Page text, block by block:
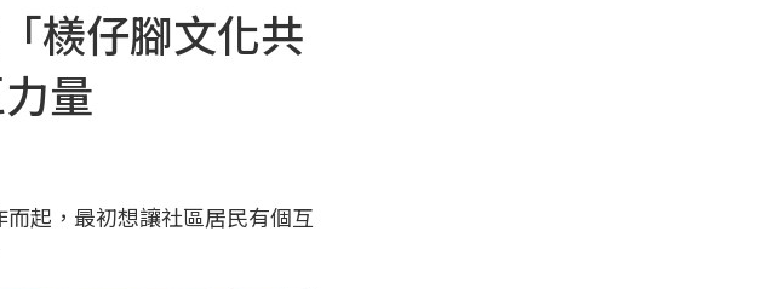
檨仔腳文化共
量
起，最初想讓社區居民有個互